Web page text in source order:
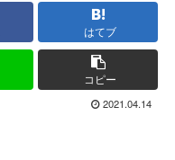
はてブ
コピー
2021.04.14